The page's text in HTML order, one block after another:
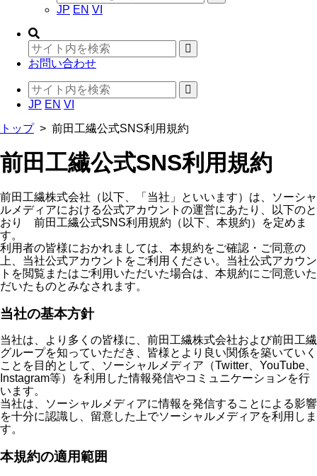
JP EN VI
お問い合わせ
JP EN VI
トップ> 前田工繊公式SNS利用規約
前田工繊公式SNS利用規約
前田工繊株式会社（以下、「当社」といいます）は、ソーシャ
ルメディアにおける公式アカウントの運営にあたり、以下のと
おり 前田工繊公式SNS利用規約（以下、本規約）を定めま
す。
利用者の皆様におかれましては、本規約をご確認・ご同意の
上、当社公式アカウントをご利用ください。当社公式アカウン
トを閲覧またはご利用いただいた場合は、本規約にご同意いた
だいたものとみなされます。
当社の基本方針
当社は、より多くの皆様に、前田工繊株式会社および前田工繊
グループを知っていただき、皆様とより良い関係を築いていく
ことを目的として、ソーシャルメディア（Twitter、YouTube、
Instagram等）を利用した情報発信やコミュニケーションを行
います。
当社は、ソーシャルメディアに情報を発信することによる影響
を十分に認識し、留意した上でソーシャルメディアを利用しま
す。
本規約の適用範囲